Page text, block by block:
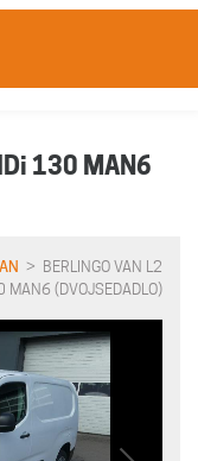
130 MAN6
> BERLINGO VAN L2
(DVOJSEDADLO)